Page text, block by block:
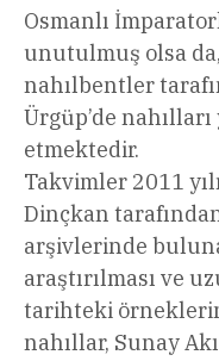
Osmanlı
unutulmuş olsa
nahılbentler
Ürgüp’de
etmektedir.
Takvimler 2011
Dinçkan
arşivlerinde
araştırılması ve
tarihteki
nahıllar, Sunay